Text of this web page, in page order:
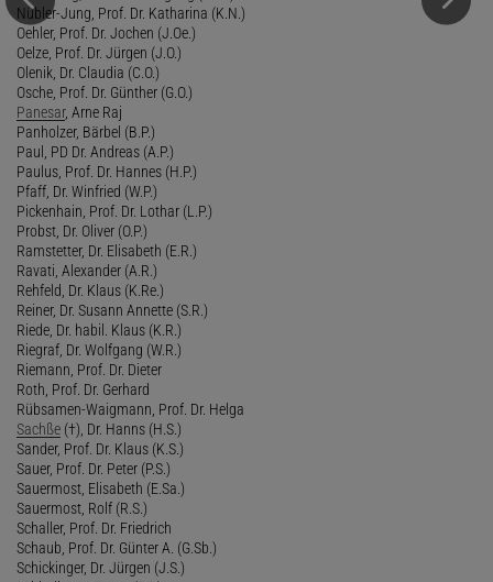
Nübler-Jung, Prof. Dr. Katharina (K.N.)
Oehler, Prof. Dr. Jochen (J.Oe.)
Oelze, Prof. Dr. Jürgen (J.O.)
Olenik, Dr. Claudia (C.O.)
Osche, Prof. Dr. Günther (G.O.)
Panesar, Arne Raj
Panholzer, Bärbel (B.P.)
Paul, PD Dr. Andreas (A.P.)
Paulus, Prof. Dr. Hannes (H.P.)
Pfaff, Dr. Winfried (W.P.)
Pickenhain, Prof. Dr. Lothar (L.P.)
Probst, Dr. Oliver (O.P.)
Ramstetter, Dr. Elisabeth (E.R.)
Ravati, Alexander (A.R.)
Rehfeld, Dr. Klaus (K.Re.)
Reiner, Dr. Susann Annette (S.R.)
Riede, Dr. habil. Klaus (K.R.)
Riegraf, Dr. Wolfgang (W.R.)
Riemann, Prof. Dr. Dieter
Roth, Prof. Dr. Gerhard
Rübsamen-Waigmann, Prof. Dr. Helga
Sachße (†), Dr. Hanns (H.S.)
Sander, Prof. Dr. Klaus (K.S.)
Sauer, Prof. Dr. Peter (P.S.)
Sauermost, Elisabeth (E.Sa.)
Sauermost, Rolf (R.S.)
Schaller, Prof. Dr. Friedrich
Schaub, Prof. Dr. Günter A. (G.Sb.)
Schickinger, Dr. Jürgen (J.S.)